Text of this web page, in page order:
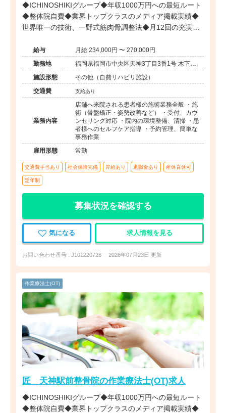
◆ICHINOSHIKIグループ◆年収1000万円への最短ルート
◆整体院自費◆業界トップクラスのメディア掲載実績◆
世界唯一の技術、一野式筋肉骨調整法◆月12回の充実し
制度あり◆独立開業支援あり◆海外展開も視野に入れた
成長企業でプロフェッショナルを目指せる環境です。
給与
月給 234,000円 〜 270,000円
勤務地
福岡県福岡市中央区天神3丁目3番1号 木下ビ
ル6-B号室
施設形態
その他（自費リハビリ施設）
交通費
支給あり
業務内容
店舗へ来院される患者様の施術業務全般 ・施
術（骨盤矯正・姿勢改善など） ・受付、カウ
ンセリング対応 ・院内の環境整備、清掃 ・患
者様へのセルフケア指導 ・予約管理、簡単な
事務作業
雇用形態
常勤
交通費手当あり 社会保険完備 昇給あり 退職金あり 産休育休可
定年制
募集状況を確認する
気になる 求人情報を見る
お問い合わせ番号 : J101220726 2026年07月23日 更新
作業療法士(OT)
匠 天神駅前整骨院の作業療法士(OT)求人
◆ICHINOSHIKIグループ◆年収1000万円への最短ルート
◆整体院自費◆業界トップクラスのメディア掲載実績◆